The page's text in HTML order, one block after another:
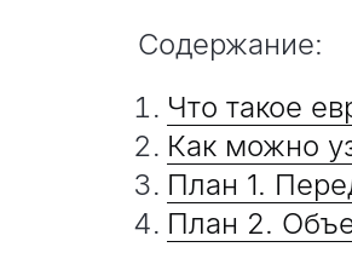
Содержание:
Что такое
Как можно
План 1.
План 2.